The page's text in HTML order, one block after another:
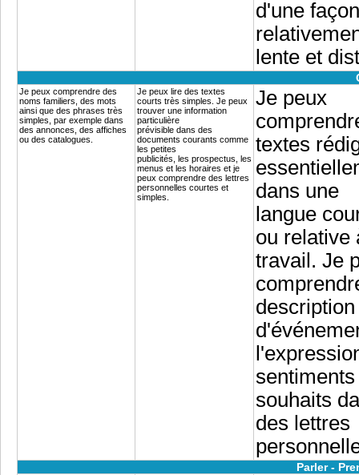
d'une façon
lente et
Je peux comprendre des
noms familiers, des mots
ainsi que des phrases très
simples, par exemple dans
des annonces, des affiches
ou des catalogues.
Je peux lire des textes
courts très simples. Je peux
trouver une information
particulière
prévisible dans des
documents courants comme
les petites
publicités, les prospectus, les
menus et les horaires et je
peux comprendre des lettres
personnelles courtes et
simples.
Je peux
textes
dans une
langue
ou relative
travail. Je
description
souhaits
des lettres
Parler -